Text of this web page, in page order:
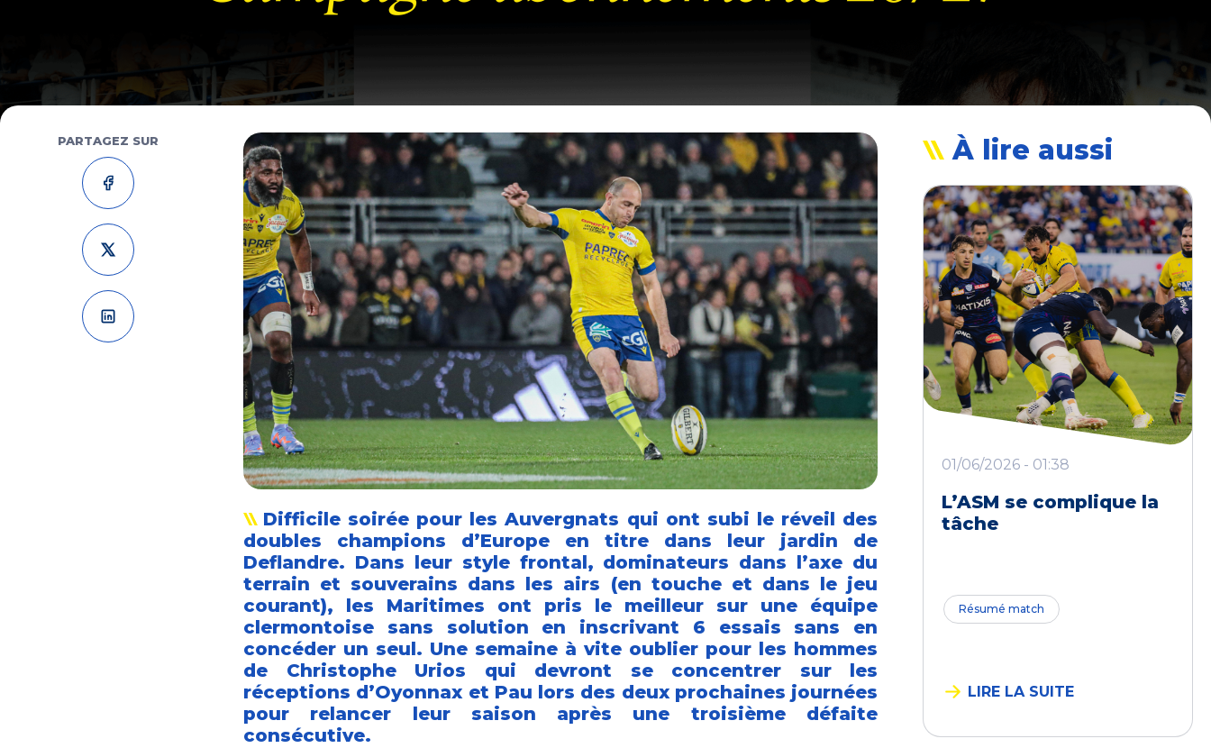
PARTAGEZ SUR
Difficile soirée pour les Auvergnats qui ont subi le réveil des
doubles champions d’Europe en titre dans leur jardin de
Deflandre. Dans leur style frontal, dominateurs dans l’axe du
terrain et souverains dans les airs (en touche et dans le jeu
courant), les Maritimes ont pris le meilleur sur une équipe
clermontoise sans solution en inscrivant 6 essais sans en
concéder un seul. Une semaine à vite oublier pour les hommes
de Christophe Urios qui devront se concentrer sur les
réceptions d’Oyonnax et Pau lors des deux prochaines journées
pour relancer leur saison après une troisième défaite
consécutive.
À lire aussi
01/06/2026 - 01:38
L’ASM se complique la
tâche
Résumé match
LIRE LA SUITE